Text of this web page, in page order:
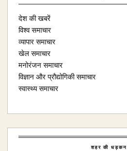
देश की खबरें
विश्व समाचार
व्यापार समाचार
खेल समाचार
मनोरंजन समाचार
विज्ञान और प्रौद्योगिकी समाचार
स्वास्थ्य समाचार
शहर की धड़कन